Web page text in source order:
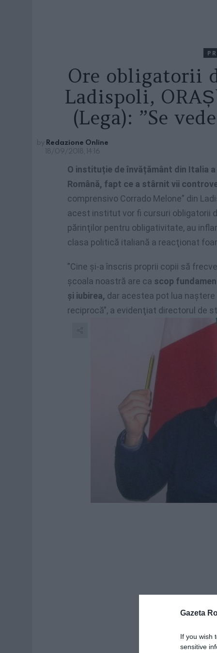
Gazeta
If you wish
sensitive
Ore obligatorii
Ladispoli,
(Lega): ”Se
by Redazione Online
18/09/2018, 14:16
O instituție de învățământ din Italia
Română, fapt ce a stârnit vii
comprensivo Corrado Melone” din
acest institut vor fi cursuri obligatorii
părinţilor pentru obligativitate, au
clasa politică italiană a reacţionat
”Cine şi-a înscris proprii copii să
şcoala noastră are ca scop
şi iubirea, dar acestea pot lua
reciprocă”, a evidenţiat directorul de